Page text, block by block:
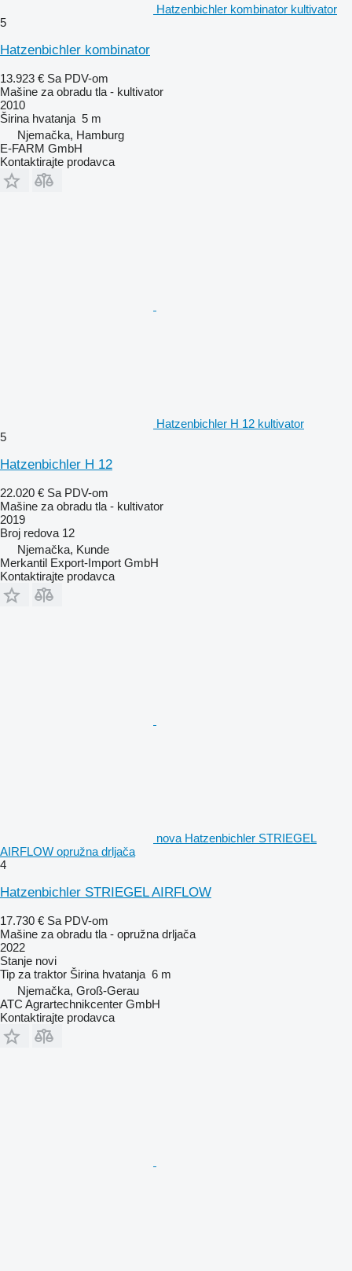
Hatzenbichler kombinator kultivator
5
Hatzenbichler kombinator
13.923 € Sa PDV-om
Mašine za obradu tla - kultivator
2010
Širina hvatanja 5 m
Njemačka, Hamburg
E-FARM GmbH
Kontaktirajte prodavca
Hatzenbichler H 12 kultivator
5
Hatzenbichler H 12
22.020 € Sa PDV-om
Mašine za obradu tla - kultivator
2019
Broj redova 12
Njemačka, Kunde
Merkantil Export-Import GmbH
Kontaktirajte prodavca
nova Hatzenbichler STRIEGEL
AIRFLOW opružna drljača
4
Hatzenbichler STRIEGEL AIRFLOW
17.730 € Sa PDV-om
Mašine za obradu tla - opružna drljača
2022
Stanje novi
Tip za traktor Širina hvatanja 6 m
Njemačka, Groß-Gerau
ATC Agrartechnikcenter GmbH
Kontaktirajte prodavca